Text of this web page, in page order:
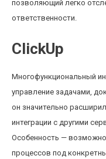
позволяющий легко
ответственности.
ClickUp
Многофункциональный
управление задачами,
он значительно
интеграции с другими
Особенность —
процессов под